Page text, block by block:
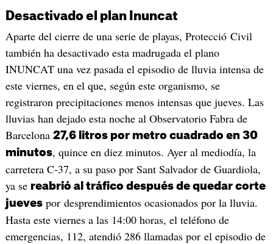
Desactivado el plan Inuncat
Aparte del cierre de una serie de playas, Protecció Civil
también ha desactivado esta madrugada el plano
INUNCAT una vez pasada el episodio de lluvia intensa de
este viernes, en el que, según este organismo, se
registraron precipitaciones menos intensas que jueves. Las
lluvias han dejado esta noche al Observatorio Fabra de
Barcelona 27,6 litros por metro cuadrado en 30
minutos, quince en diez minutos. Ayer al mediodía, la
carretera C-37, a su paso por Sant Salvador de Guardiola,
ya se reabrió al tráfico después de quedar corte
juevespor desprendimientos ocasionados por la lluvia.
Hasta este viernes a las 14:00 horas, el teléfono de
emergencias, 112, atendió 286 llamadas por el episodio de